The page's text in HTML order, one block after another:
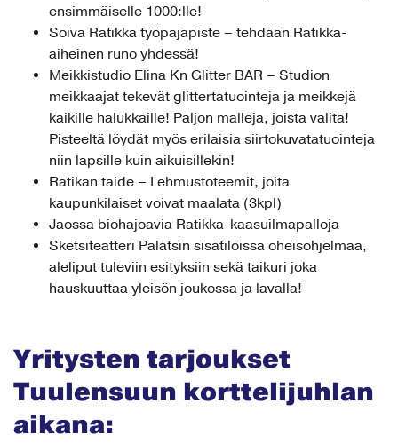
ensimmäiselle 1000:lle!
Soiva Ratikka työpajapiste – tehdään Ratikka-
aiheinen runo yhdessä!
Meikkistudio Elina Kn Glitter BAR – Studion
meikkaajat tekevät glittertatuointeja ja meikkejä
kaikille halukkaille! Paljon malleja, joista valita!
Pisteeltä löydät myös erilaisia siirtokuvatatuointeja
niin lapsille kuin aikuisillekin!
Ratikan taide – Lehmustoteemit, joita
kaupunkilaiset voivat maalata (3kpl)
Jaossa biohajoavia Ratikka-kaasuilmapalloja
Sketsiteatteri Palatsin sisätiloissa oheisohjelmaa,
aleliput tuleviin esityksiin sekä taikuri joka
hauskuuttaa yleisön joukossa ja lavalla!
Yritysten tarjoukset
Tuulensuun korttelijuhlan
aikana: